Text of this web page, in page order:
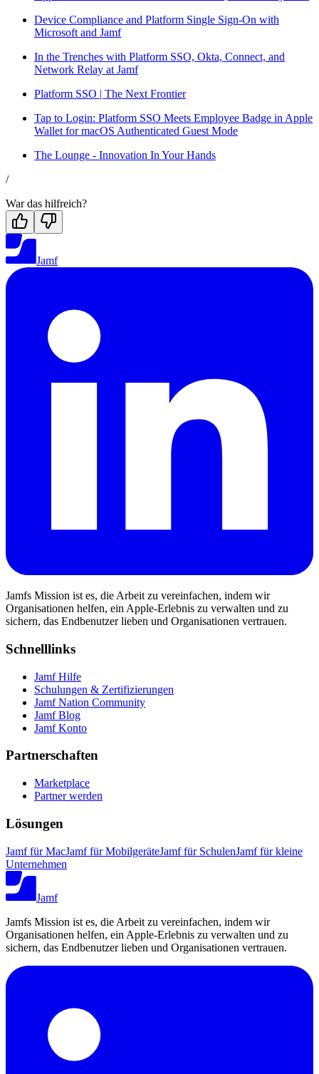
Device Compliance and Platform Single Sign-On with
Microsoft and Jamf
In the Trenches with Platform SSO, Okta, Connect, and
Network Relay at Jamf
Platform SSO | The Next Frontier
Tap to Login: Platform SSO Meets Employee Badge in Apple
Wallet for macOS Authenticated Guest Mode
The Lounge - Innovation In Your Hands
/
War das hilfreich?
Jamf
Jamfs Mission ist es, die Arbeit zu vereinfachen, indem wir
Organisationen helfen, ein Apple-Erlebnis zu verwalten und zu
sichern, das Endbenutzer lieben und Organisationen vertrauen.
Schnelllinks
Jamf Hilfe
Schulungen & Zertifizierungen
Jamf Nation Community
Jamf Blog
Jamf Konto
Partnerschaften
Marketplace
Partner werden
Lösungen
Jamf für MacJamf für MobilgeräteJamf für SchulenJamf für kleine
Unternehmen
Jamf
Jamfs Mission ist es, die Arbeit zu vereinfachen, indem wir
Organisationen helfen, ein Apple-Erlebnis zu verwalten und zu
sichern, das Endbenutzer lieben und Organisationen vertrauen.